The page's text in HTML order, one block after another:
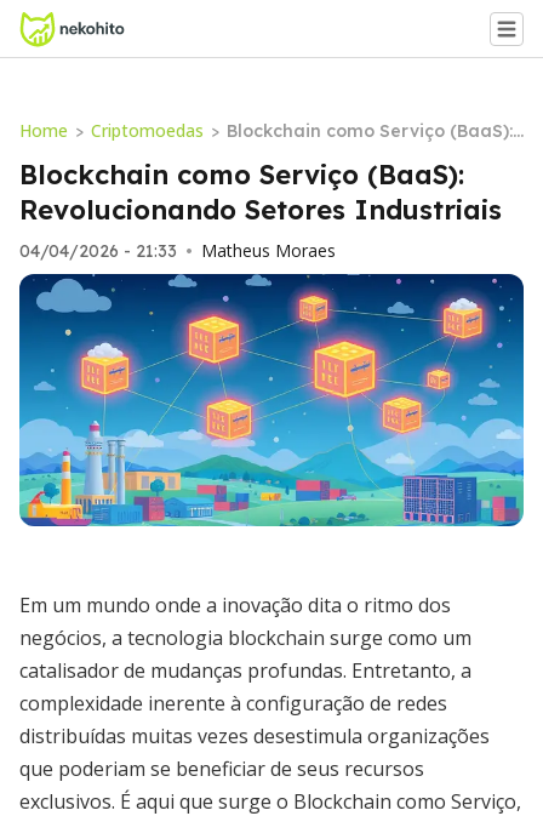
Home > Criptomoedas > Blockchain como Serviço (BaaS):
Revolucionando Setores Industri
ais
Blockchain como Serviço (BaaS):
Revolucionando Setores Industriais
04/04/2026 - 21:33 • Matheus Moraes
Em um mundo onde a inovação dita o ritmo dos
negócios, a tecnologia blockchain surge como um
catalisador de mudanças profundas. Entretanto, a
complexidade inerente à configuração de redes
distribuídas muitas vezes desestimula organizações
que poderiam se beneficiar de seus recursos
exclusivos. É aqui que surge o Blockchain como Serviço,